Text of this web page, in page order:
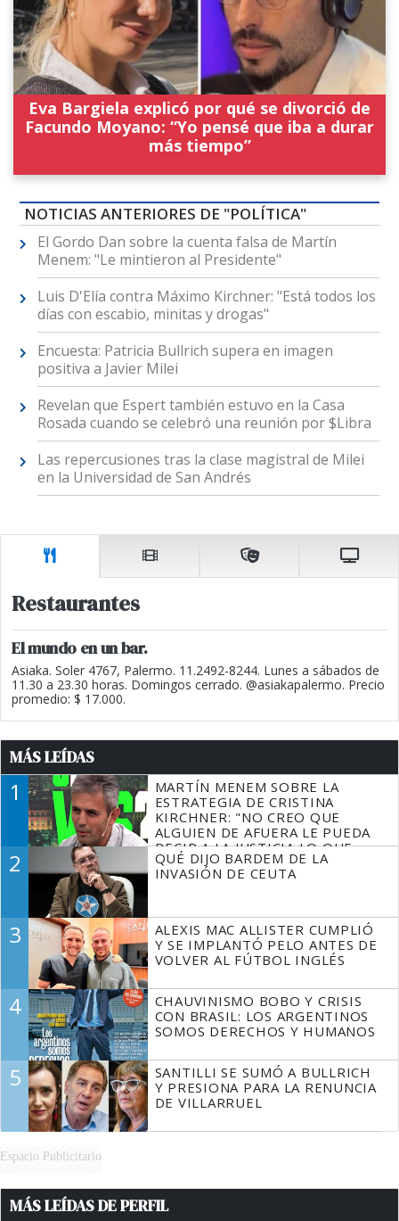
Eva Bargiela explicó por qué se divorció de
Facundo Moyano: “Yo pensé que iba a durar
más tiempo”
NOTICIAS ANTERIORES DE "POLÍTICA"
El Gordo Dan sobre la cuenta falsa de Martín
Menem: "Le mintieron al Presidente"
Luis D'Elía contra Máximo Kirchner: "Está todos los
días con escabio, minitas y drogas"
Encuesta: Patricia Bullrich supera en imagen
positiva a Javier Milei
Revelan que Espert también estuvo en la Casa
Rosada cuando se celebró una reunión por $Libra
Las repercusiones tras la clase magistral de Milei
en la Universidad de San Andrés
Restaurantes
El mundo en un bar.
Asiaka. Soler 4767, Palermo. 11.2492-8244. Lunes a sábados de
11.30 a 23.30 horas. Domingos cerrado. @asiakapalermo. Precio
promedio: $ 17.000.
MÁS LEÍDAS
1
MARTÍN MENEM SOBRE LA
ESTRATEGIA DE CRISTINA
KIRCHNER: "NO CREO QUE
ALGUIEN DE AFUERA LE PUEDA
DECIR A LA JUSTICIA LO QUE
TIENE QUE HACER"
2
QUÉ DIJO BARDEM DE LA
INVASIÓN DE CEUTA
3
ALEXIS MAC ALLISTER CUMPLIÓ
Y SE IMPLANTÓ PELO ANTES DE
VOLVER AL FÚTBOL INGLÉS
4
CHAUVINISMO BOBO Y CRISIS
CON BRASIL: LOS ARGENTINOS
SOMOS DERECHOS Y HUMANOS
5
SANTILLI SE SUMÓ A BULLRICH
Y PRESIONA PARA LA RENUNCIA
DE VILLARRUEL
Espacio Publicitario
MÁS LEÍDAS DE PERFIL